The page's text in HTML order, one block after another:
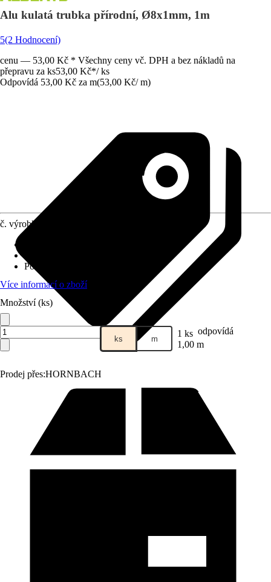
Alu kulatá trubka přírodní, Ø8x1mm, 1m
5(2 Hodnocení)
cenu — 53,00 Kč * Všechny ceny vč. DPH a bez nákladů na
přepravu za ks53,00 Kč*/ ks
Odpovídá 53,00 Kč za m(53,00 Kč/ m)
Prodej přes:HORNBACH
č. výrobku
Povrch/Povrchová úprava
Více informací o zboží
Množství (ks)
ks m 1 ks odpovídá
1,00 m